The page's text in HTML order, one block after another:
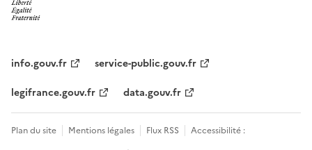
info.gouv.fr
service-public.gouv.fr
legifrance.gouv.fr
data.gouv.fr
Plan du site Mentions légales Flux RSS
Accessibilité :